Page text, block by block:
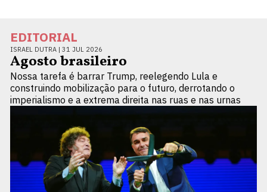
EDITORIAL
ISRAEL DUTRA | 31 JUL 2026
Agosto brasileiro
Nossa tarefa é barrar Trump, reelegendo Lula e
construindo mobilização para o futuro, derrotando o
imperialismo e a extrema direita nas ruas e nas urnas